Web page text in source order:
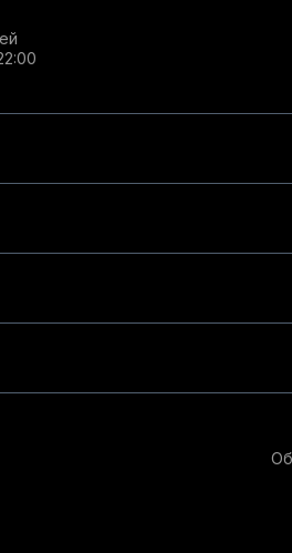
использует cookie-файлы и